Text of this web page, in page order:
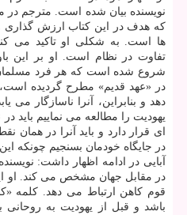
نویسنده بیان شده است. مترجم در
كه هدف در این كتاب ارزش گذاری
ها است. به شكلی او تاكید می
تفاوت در نظام است. او بر این
شروع شده است كه هر فرد مسلمان
در «عهد قدیم» مطرح گردیده است،
دهد و بنابراین، آنرا ناسازگار می
یهودیت را مطالعه می نماییم باید
ای قرار دارد و باید آنرا در همان
در جایگاه خودمان بسنجیم چونكه
آبایی در ادامه اظهار داشت:
در مقابل جهان مشخص می كند. او
قوم كاهن ارتباط می دهد. كلمه
باشد و قبل از یهودیت به